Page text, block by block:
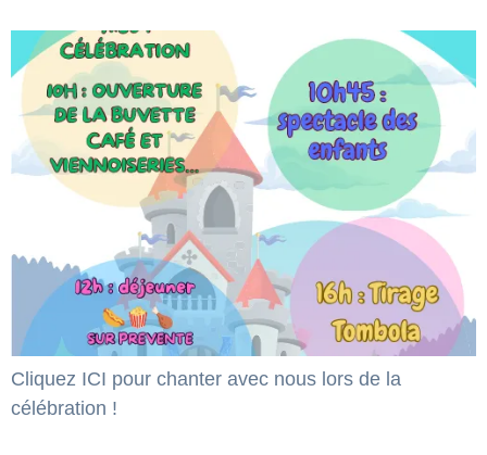
Cliquez ICI pour chanter avec nous lors de la
célébration !